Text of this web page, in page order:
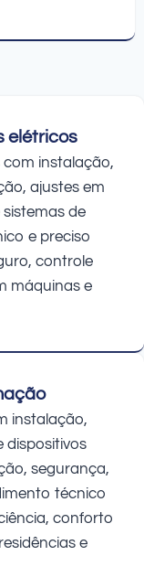
elétricos
instalação,
ajustes em
de
e preciso
controle
máquinas e
instalação,
dispositivos
segurança,
técnico
conforto
e